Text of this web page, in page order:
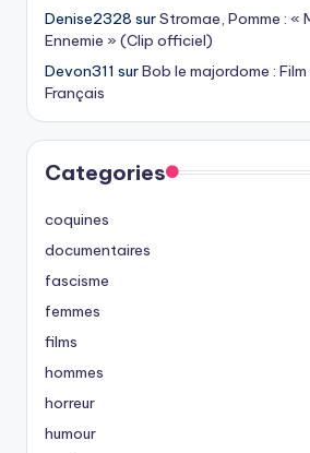
Denise2328 surStromae, Pomme : «
Ennemie » (Clip officiel)
Devon311 surBob le majordome :
Français
Categories
coquines
documentaires
fascisme
femmes
films
hommes
horreur
humour